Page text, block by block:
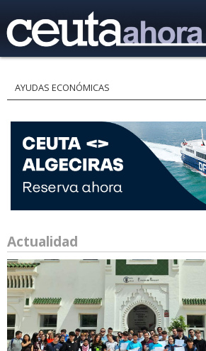
AYUDAS ECONÓMICAS
Actualidad